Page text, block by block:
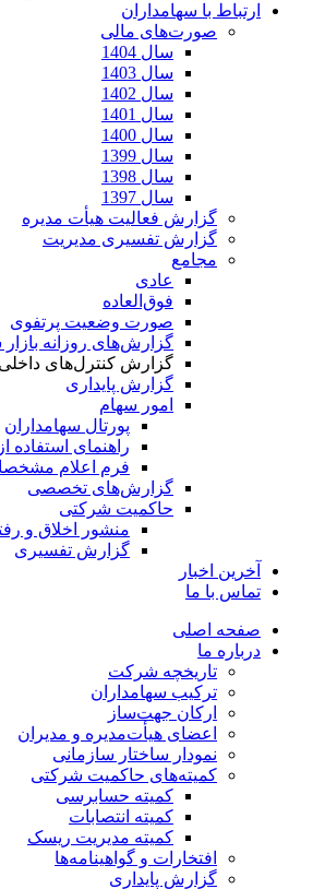
ارتباط با سهامداران
صورت‌های مالی
سال 1404
سال 1403
سال 1402
سال 1401
سال 1400
سال 1399
سال 1398
سال 1397
گزارش فعالیت هیأت مدیره
گزارش تفسیری مدیریت
مجامع
عادی
فوق‌العاده
صورت وضعیت پرتفوی
گزارش‌های روزانه
گزارش کنترل‌های داخلی
گزارش پایداری
امور سهام
پورتال سهامداران
راهنمای استفاده
فرم اعلام
گزارش‌های تخصصی
حاکمیت شرکتی
منشور اخلاق و
گزارش تفسیری
آخرین اخبار
تماس با ما
صفحه اصلی
درباره ما
تاریخچه شرکت
ترکیب سهامداران
ارکان جهت‌ساز
اعضای هیأت‌مدیره و مدیران
نمودار ساختار سازمانی
کمیته‌های حاکمیت شرکتی
کمیته حسابرسی
کمیته انتصابات
کمیته مدیریت ریسک
افتخارات و گواهینامه‌ها
گزارش پایداری